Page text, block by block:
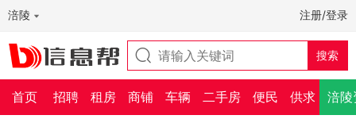
涪陵 注册/登录
首页 招聘 租房 商铺 车辆 二手房 便民 供求 涪陵